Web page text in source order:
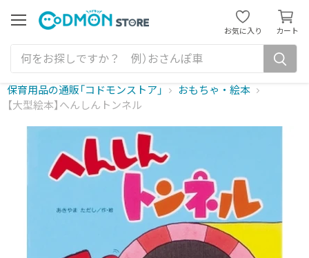
ュ
ー
お気に入り カート
カ
ー
ト
見
保育用品の通販「コドモンストア」
おもちゃ・絵本
【大型絵本】へんしんトンネル